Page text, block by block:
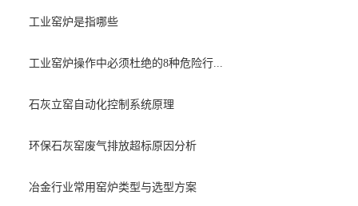
工业窑炉是指哪些
工业窑炉操作中必须杜绝的8种危险行...
石灰立窑自动化控制系统原理
环保石灰窑废气排放超标原因分析
冶金行业常用窑炉类型与选型方案